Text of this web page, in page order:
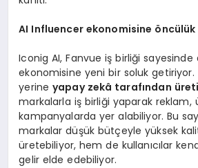
AI Influencer ekonomisine ö
Iconig AI, Fanvue iş birliği sayesinde
ekonomisine yeni bir soluk getiriyor.
yerineyapay zekâ tarafından
markalarla iş birliği yaparak reklam,
kampanyalarda yer alabiliyor. Bu
markalar düşük bütçeyle yüksek
üretebiliyor, hem de kullanıcılar
gelir elde edebiliyor.